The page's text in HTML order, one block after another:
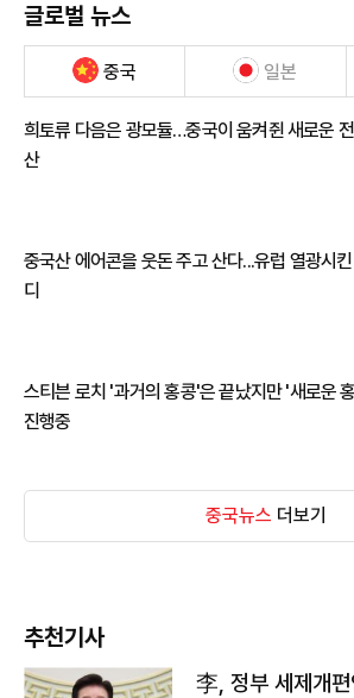
글로벌 뉴스
중국 일본
희토류 다음은 광모듈…중국이 움켜쥔 새로운
산
중국산 에어콘을 웃돈 주고 산다...유럽 열광시킨
디
스티븐 로치 '과거의 홍콩'은 끝났지만 '새로운
진행중
중국뉴스 더보기
추천기사
李, 정부 세제개